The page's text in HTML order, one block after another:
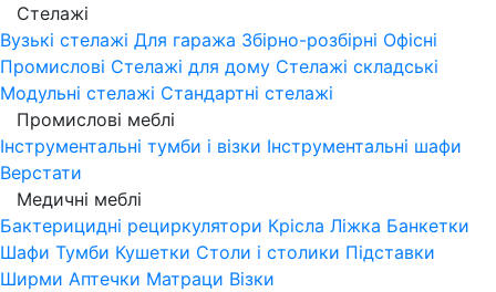
Стелажі
Вузькі стелажі Для гаража Збірно-розбірні Офісні
Промислові Стелажі для дому Стелажі складські
Модульні стелажі Стандартні стелажі
Промислові меблі
Інструментальні тумби і візки Інструментальні шафи
Верстати
Медичні меблі
Бактерицидні рециркулятори Крісла Ліжка Банкетки
Шафи Тумби Кушетки Столи і столики Підставки
Ширми Аптечки Матраци Візки